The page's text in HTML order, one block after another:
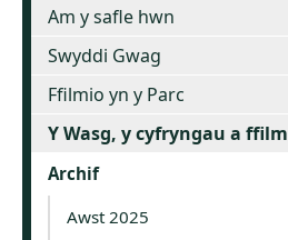
Am y safle hwn
Swyddi Gwag
Ffilmio yn y Parc
Y Wasg, y cyfryngau a ffilm
Archif
Awst 2025